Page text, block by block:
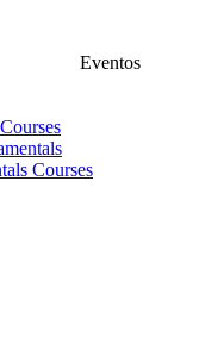
Eventos
Courses